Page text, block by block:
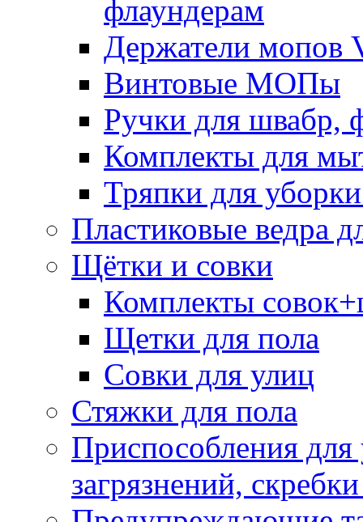
флаундерам
Держатели мопов
Винтовые МОПы
Ручки для швабр,
Комплекты для
Тряпки для
Пластиковые ведра
Щётки и совки
Комплекты
Щетки для пола
Совки для улиц
Стяжки для пола
Приспособления
загрязнений,